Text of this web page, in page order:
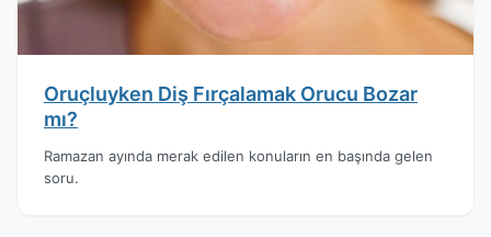
Oruçluyken Diş Fırçalamak Orucu Bozar
mı?
Ramazan ayında merak edilen konuların en başında gelen
soru.